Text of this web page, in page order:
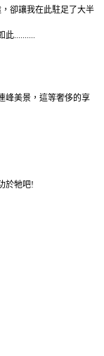
卻讓我在此駐足了大半
此..........
峰美景，這等奢侈的享
於牠吧!